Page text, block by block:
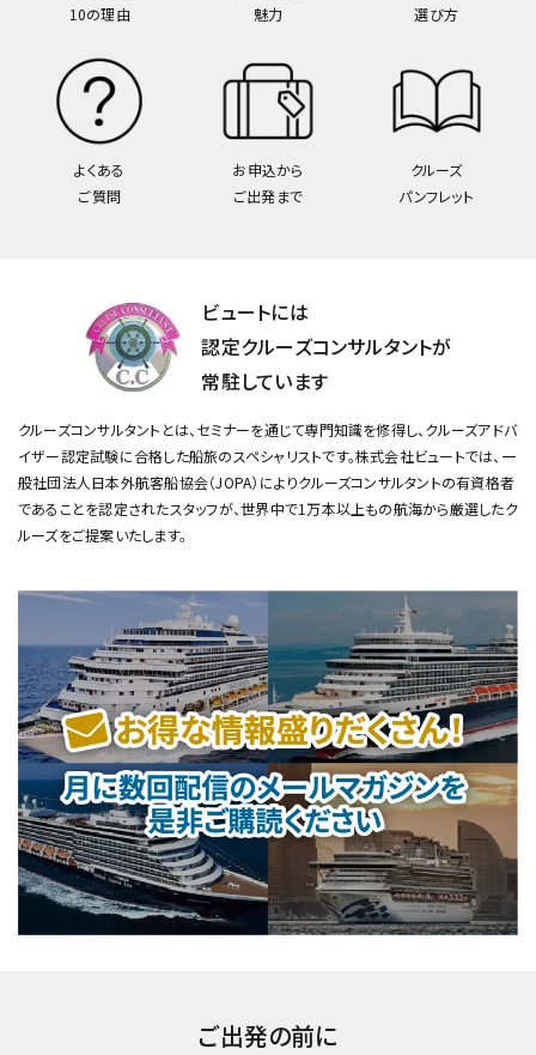
10の理由
魅力
選び方
よくある
ご質問
お申込から
ご出発まで
クルーズ
パンフレット
ビュートには
認定クルーズコンサルタントが
常駐しています
クルーズコンサルタントとは、セミナーを通じて専門知識を修得し、クルーズアドバ
イザー認定試験に合格した船旅のスペシャリストです。株式会社ビュートでは、一
般社団法人日本外航客船協会（JOPA）によりクルーズコンサルタントの有資格者
であることを認定されたスタッフが、世界中で1万本以上もの航海から厳選したク
ルーズをご提案いたします。
ご出発の前に